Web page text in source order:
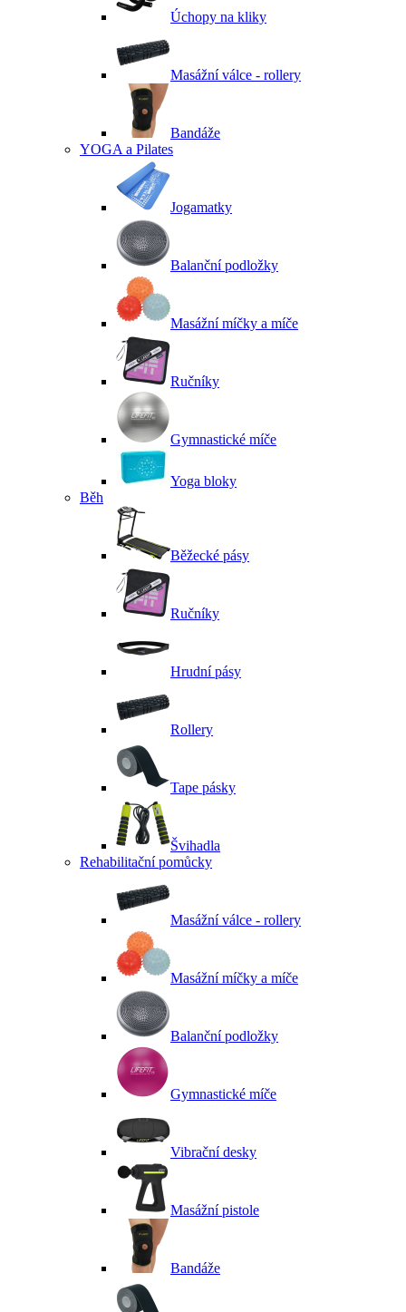
Úchopy na kliky
Masážní válce - rollery
Bandáže
YOGA a Pilates
Jogamatky
Balanční podložky
Masážní míčky a míče
Ručníky
Gymnastické míče
Yoga bloky
Běh
Běžecké pásy
Ručníky
Hrudní pásy
Rollery
Tape pásky
Švihadla
Rehabilitační pomůcky
Masážní válce - rollery
Masážní míčky a míče
Balanční podložky
Gymnastické míče
Vibrační desky
Masážní pistole
Bandáže